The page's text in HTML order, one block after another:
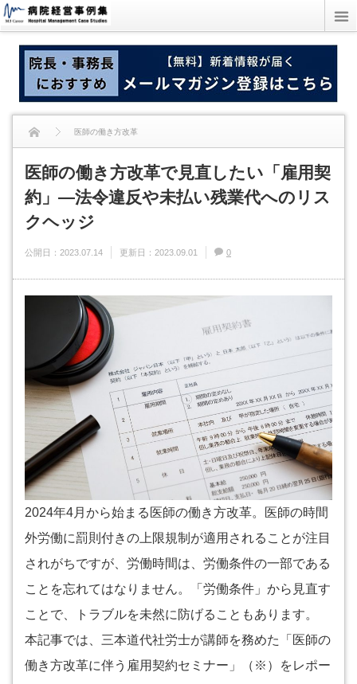
医師の働き方改革
医師の働き方改革で見直したい「雇用契約」―法令違反や未払い残業代へのリス
クヘッジ
医師の働き方改革で見直したい「雇用契
約」―法令違反や未払い残業代へのリス
クヘッジ
公開日： 2023.07.14 更新日： 2023.09.01 0
2024年4月から始まる医師の働き方改革。医師の時間
外労働に罰則付きの上限規制が適用されることが注目
されがちですが、労働時間は、労働条件の一部である
ことを忘れてはなりません。「労働条件」から見直す
ことで、トラブルを未然に防げることもあります。
本記事では、三本道代社労士が講師を務めた「医師の
働き方改革に伴う雇用契約セミナー」（※）をレポー